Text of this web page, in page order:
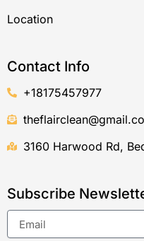
Location
Contact Info
+18175457977
3160 Harwood Rd,
Subscribe